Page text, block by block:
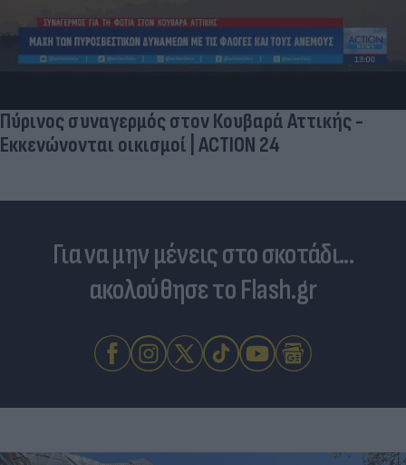
Πύρινος συναγερμός στον Κουβαρά Αττικής -
Εκκενώνονται οικισμοί | ACTION 24
Για να μην μένεις στο σκοτάδι...
ακολούθησε το Flash.gr